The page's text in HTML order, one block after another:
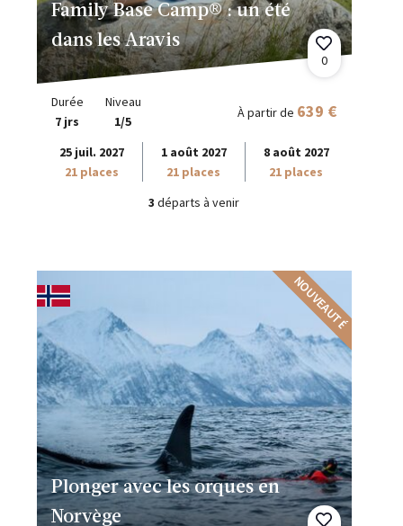
Family Base Camp® : un été
dans les Aravis
0
Durée
7 jrs
Niveau
1/5
À partir de 639 €
25 juil. 2027
21 places
1 août 2027
21 places
8 août 2027
21 places
3 départs à venir
NOUVEAUTÉ
Plonger avec les orques en
Norvège